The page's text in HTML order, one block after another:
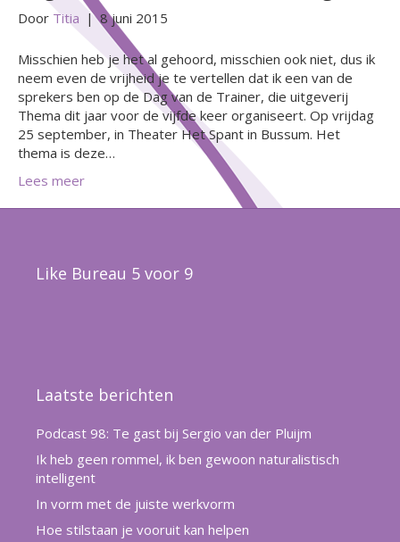
Door Titia |8 juni 2015
Misschien heb je het al gehoord, misschien ook niet, dus ik
neem even de vrijheid je te vertellen dat ik een van de
sprekers ben op de Dag van de Trainer, die uitgeverij
Thema dit jaar voor de vijfde keer organiseert. Op vrijdag
25 september, in Theater Het Spant in Bussum. Het
thema is deze…
Lees meer
Like Bureau 5 voor 9
Laatste berichten
Podcast 98: Te gast bij Sergio van der Pluijm
Ik heb geen rommel, ik ben gewoon naturalistisch
intelligent
In vorm met de juiste werkvorm
Hoe stilstaan je vooruit kan helpen